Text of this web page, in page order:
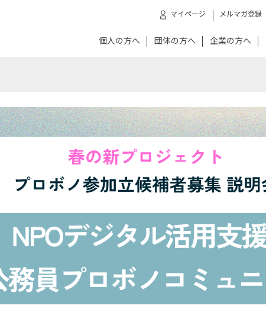
マイページ メルマガ登録
個人の方へ 団体の方へ 企業の方へ